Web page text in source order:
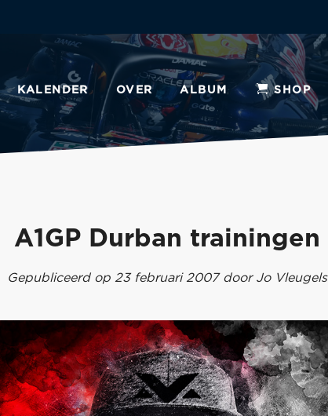
KALENDER OVER ALBUM SHOP
A1GP Durban trainingen
Gepubliceerd op 23 februari 2007 door Jo Vleugels